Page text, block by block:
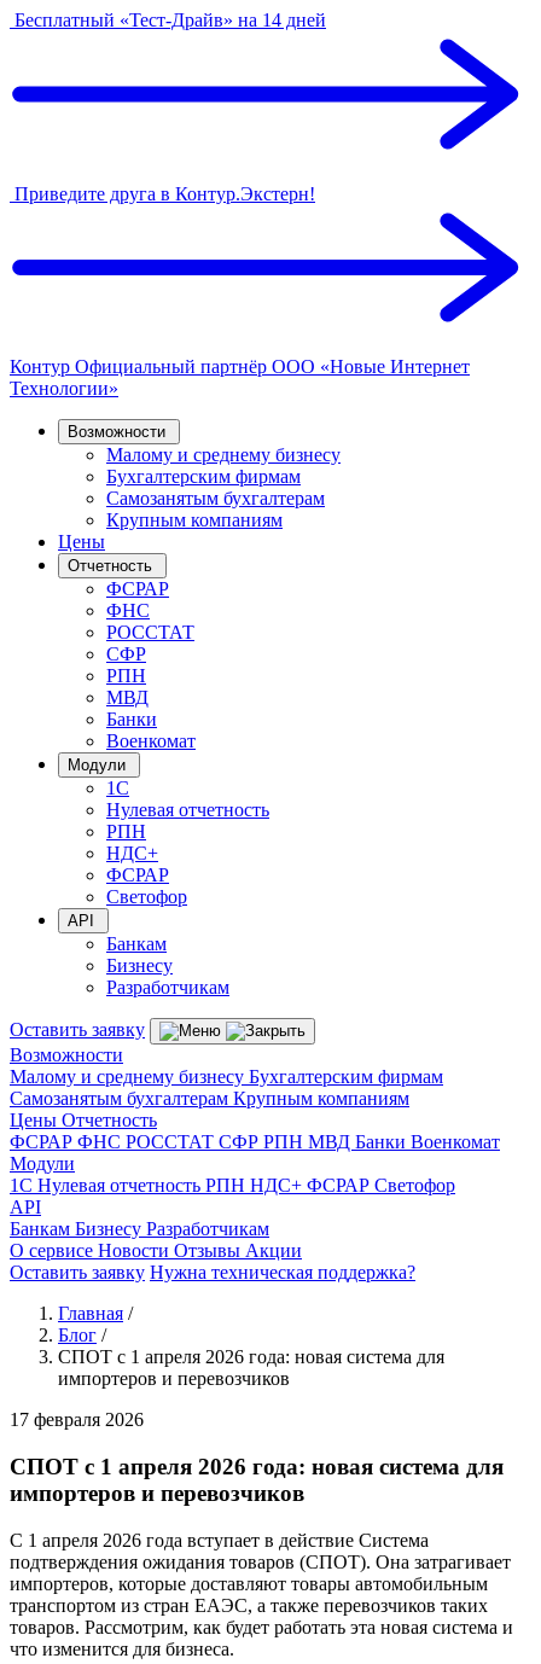
Бесплатный «Тест-Драйв» на 14 дней
Приведите друга в Контур.Экстерн!
Контур Официальный партнёр ООО «Новые Интернет
Технологии»
Возможности
Малому и среднему бизнесу
Бухгалтерским фирмам
Самозанятым бухгалтерам
Крупным компаниям
Цены
Отчетность
ФСРАР
ФНС
РОССТАТ
СФР
РПН
МВД
Банки
Военкомат
Модули
1С
Нулевая отчетность
РПН
НДС+
ФСРАР
Светофор
API
Банкам
Бизнесу
Разработчикам
Оставить заявку
Возможности
Малому и среднему бизнесу Бухгалтерским фирмам
Самозанятым бухгалтерам Крупным компаниям
Цены Отчетность
ФСРАР ФНС РОССТАТ СФР РПН МВД Банки Военкомат
Модули
1С Нулевая отчетность РПН НДС+ ФСРАР Светофор
API
Банкам Бизнесу Разработчикам
О сервисе Новости Отзывы Акции
Оставить заявку Нужна техническая поддержка?
Главная /
Блог /
СПОТ с 1 апреля 2026 года: новая система для
импортеров и перевозчиков
17 февраля 2026
СПОТ с 1 апреля 2026 года: новая система для
импортеров и перевозчиков
С 1 апреля 2026 года вступает в действие Система
подтверждения ожидания товаров (СПОТ). Она затрагивает
импортеров, которые доставляют товары автомобильным
транспортом из стран ЕАЭС, а также перевозчиков таких
товаров. Рассмотрим, как будет работать эта новая система и
что изменится для бизнеса.